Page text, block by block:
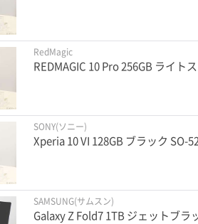
RedMagic
REDMAGIC 10 Pro 256GB ライト
SONY(ソニー)
Xperia 10 VI 128GB ブラック SO-
SAMSUNG(サムスン)
Galaxy Z Fold7 1TB ジェットブラ